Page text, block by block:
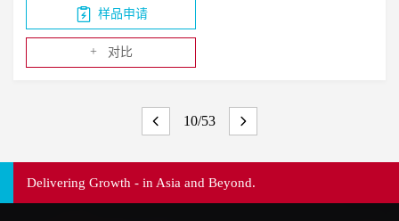
样品申请
+ 对比
10/53
Delivering Growth - in Asia and Beyond.